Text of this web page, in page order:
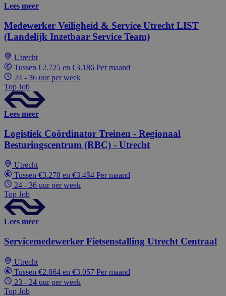
Lees meer
Medewerker Veiligheid & Service Utrecht LIST
(Landelijk Inzetbaar Service Team)
Utrecht
Tussen €2.725 en €3.186 Per maand
24 - 36 uur per week
Top Job
Lees meer
Logistiek Coördinator Treinen - Regionaal
Besturingscentrum (RBC) - Utrecht
Utrecht
Tussen €3.278 en €3.454 Per maand
24 - 36 uur per week
Top Job
Lees meer
Servicemedewerker Fietsenstalling Utrecht Centraal
Utrecht
Tussen €2.864 en €3.057 Per maand
23 - 24 uur per week
Top Job